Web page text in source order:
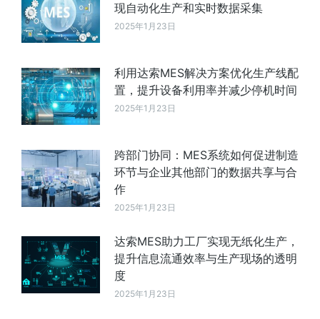
现自动化生产和实时数据采集
2025年1月23日
利用达索MES解决方案优化生产线配
置，提升设备利用率并减少停机时间
2025年1月23日
跨部门协同：MES系统如何促进制造
环节与企业其他部门的数据共享与合
作
2025年1月23日
达索MES助力工厂实现无纸化生产，
提升信息流通效率与生产现场的透明
度
2025年1月23日